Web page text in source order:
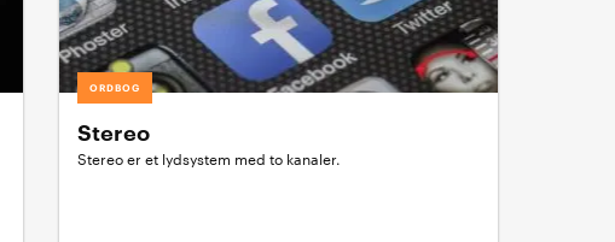
ORDBOG
Stereo
Stereo er et lydsystem med to kanaler.